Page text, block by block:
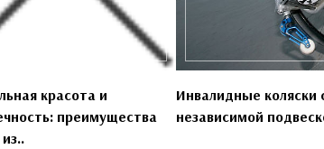
красота и
преимущества
Инвалидные коляски
независимой